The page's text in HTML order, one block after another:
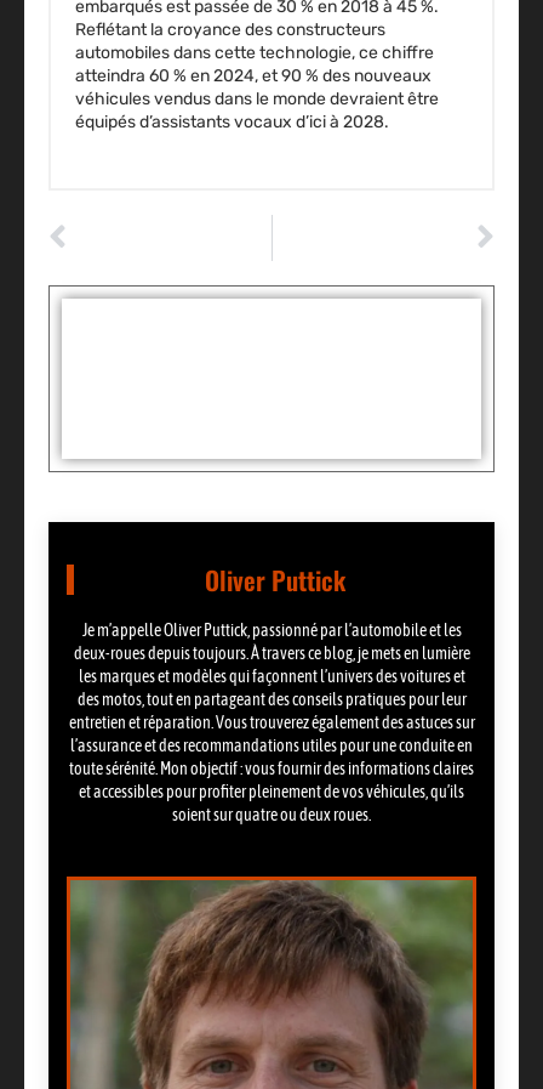
embarqués est passée de 30 % en 2018 à 45 %.
Reflétant la croyance des constructeurs
automobiles dans cette technologie, ce chiffre
atteindra 60 % en 2024, et 90 % des nouveaux
véhicules vendus dans le monde devraient être
équipés d’assistants vocaux d’ici à 2028.
Oliver Puttick
Je m’appelle Oliver Puttick, passionné par l’automobile et les
deux-roues depuis toujours. À travers ce blog, je mets en lumière
les marques et modèles qui façonnent l’univers des voitures et
des motos, tout en partageant des conseils pratiques pour leur
entretien et réparation. Vous trouverez également des astuces sur
l’assurance et des recommandations utiles pour une conduite en
toute sérénité. Mon objectif : vous fournir des informations claires
et accessibles pour profiter pleinement de vos véhicules, qu’ils
soient sur quatre ou deux roues.